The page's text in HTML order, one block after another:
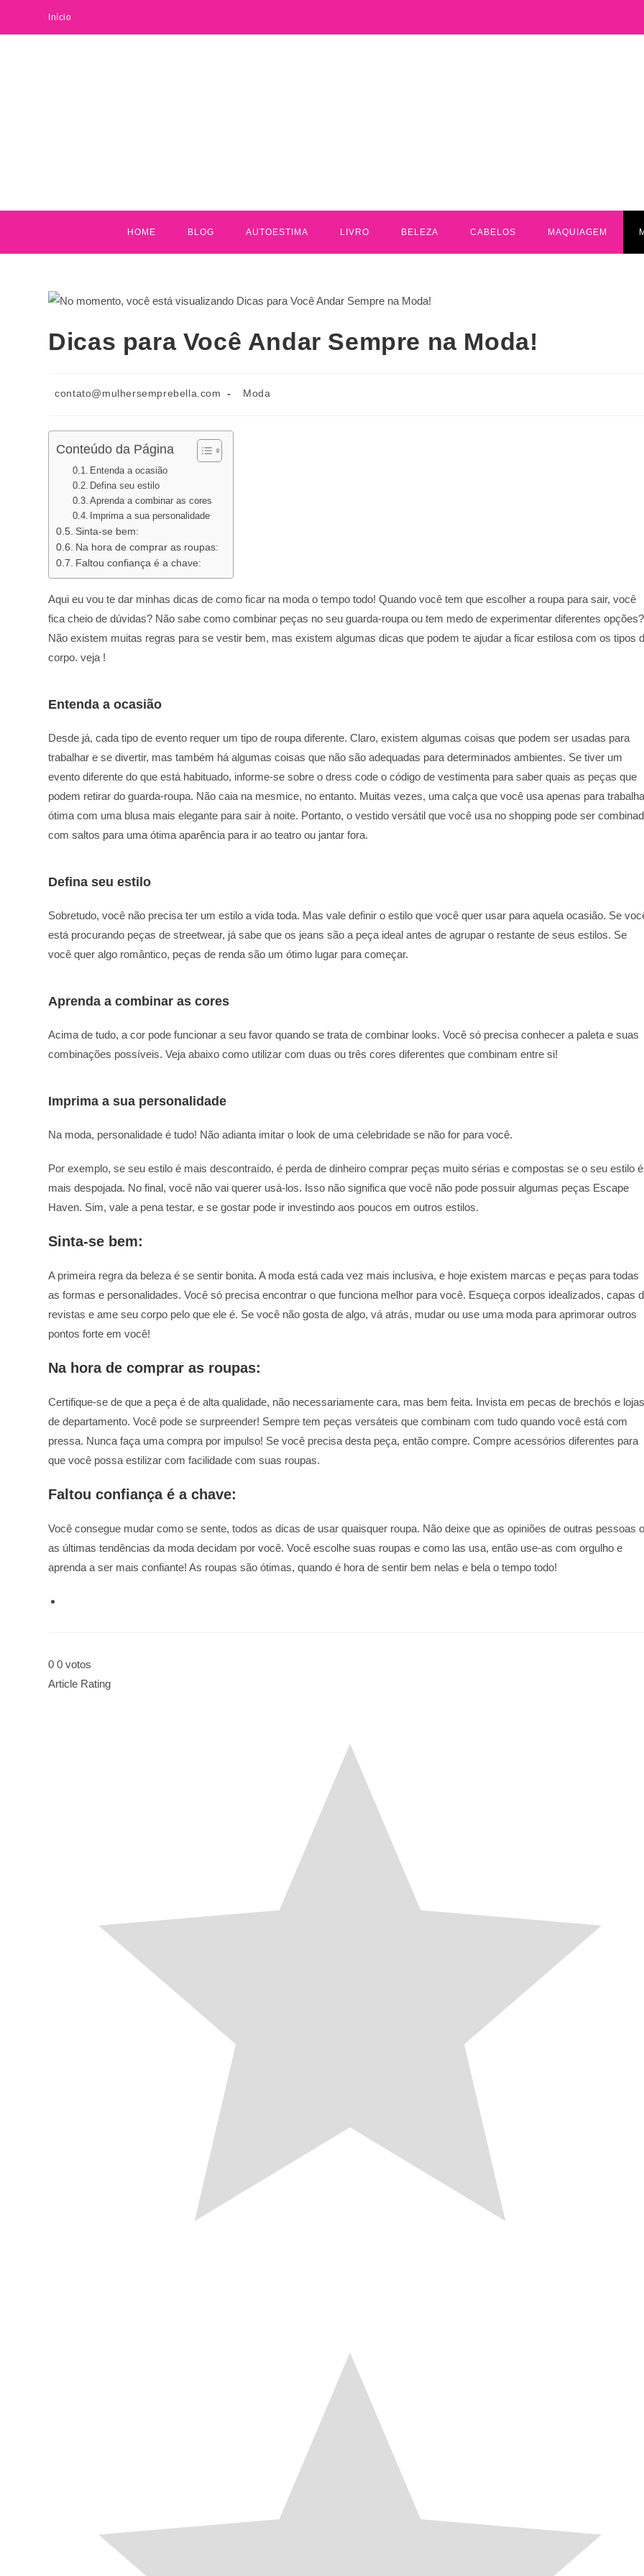
Início
HOME BLOG AUTOESTIMA LIVRO BELEZA CABELOS MAQUIAGEM
Dicas para Você Andar Sempre na Moda!
contato@mulhersemprebella.com Moda
Conteúdo da Página
Entenda a ocasião
Defina seu estilo
Aprenda a combinar as cores
Imprima a sua personalidade
Sinta-se bem:
Na hora de comprar as roupas:
Faltou confiança é a chave:
Aqui eu vou te dar minhas dicas de como ficar na moda o tempo todo! Quando você tem que escolher a roupa para sair, você
fica cheio de dúvidas? Não sabe como combinar peças no seu guarda-roupa ou tem medo de experimentar diferentes opções?
Não existem muitas regras para se vestir bem, mas existem algumas dicas que podem te ajudar a ficar estilosa com os tipos
corpo. veja !
Entenda a ocasião
Desde já, cada tipo de evento requer um tipo de roupa diferente. Claro, existem algumas coisas que podem ser usadas para
trabalhar e se divertir, mas também há algumas coisas que não são adequadas para determinados ambientes. Se tiver um
evento diferente do que está habituado, informe-se sobre o dress code o código de vestimenta para saber quais as peças que
podem retirar do guarda-roupa. Não caia na mesmice, no entanto. Muitas vezes, uma calça que você usa apenas para
ótima com uma blusa mais elegante para sair à noite. Portanto, o vestido versátil que você usa no shopping pode ser
com saltos para uma ótima aparência para ir ao teatro ou jantar fora.
Defina seu estilo
Sobretudo, você não precisa ter um estilo a vida toda. Mas vale definir o estilo que você quer usar para aquela ocasião. Se
está procurando peças de streetwear, já sabe que os jeans são a peça ideal antes de agrupar o restante de seus estilos. Se
você quer algo romântico, peças de renda são um ótimo lugar para começar.
Aprenda a combinar as cores
Acima de tudo, a cor pode funcionar a seu favor quando se trata de combinar looks. Você só precisa conhecer a paleta e suas
combinações possíveis. Veja abaixo como utilizar com duas ou três cores diferentes que combinam entre si!
Imprima a sua personalidade
Na moda, personalidade é tudo! Não adianta imitar o look de uma celebridade se não for para você.
Por exemplo, se seu estilo é mais descontraído, é perda de dinheiro comprar peças muito sérias e compostas se o seu estilo é
mais despojada. No final, você não vai querer usá-los. Isso não significa que você não pode possuir algumas peças Escape
Haven. Sim, vale a pena testar, e se gostar pode ir investindo aos poucos em outros estilos.
Sinta-se bem:
A primeira regra da beleza é se sentir bonita. A moda está cada vez mais inclusiva, e hoje existem marcas e peças para todas
as formas e personalidades. Você só precisa encontrar o que funciona melhor para você. Esqueça corpos idealizados, capas
revistas e ame seu corpo pelo que ele é. Se você não gosta de algo, vá atrás, mudar ou use uma moda para aprimorar outros
pontos forte em você!
Na hora de comprar as roupas:
Certifique-se de que a peça é de alta qualidade, não necessariamente cara, mas bem feita. Invista em pecas de brechós e lojas
de departamento. Você pode se surpreender! Sempre tem peças versáteis que combinam com tudo quando você está com
pressa. Nunca faça uma compra por impulso! Se você precisa desta peça, então compre. Compre acessórios diferentes para
que você possa estilizar com facilidade com suas roupas.
Faltou confiança é a chave:
Você consegue mudar como se sente, todos as dicas de usar quaisquer roupa. Não deixe que as opiniões de outras pessoas
as últimas tendências da moda decidam por você. Você escolhe suas roupas e como las usa, então use-as com orgulho e
aprenda a ser mais confiante! As roupas são ótimas, quando é hora de sentir bem nelas e bela o tempo todo!
0 0 votos
Article Rating